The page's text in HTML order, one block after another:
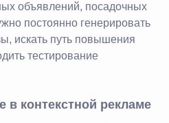
объявлений, посадочных
постоянно генерировать
искать путь повышения
тестирование
в контекстной рекламе